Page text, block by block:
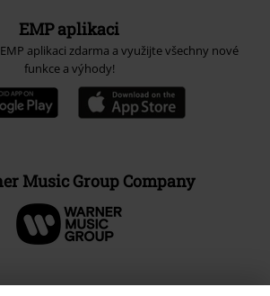
Způsoby platby
Bankovní převod Platba na dobírku
Balíkovna Balík Do ruky
EMP aplikaci